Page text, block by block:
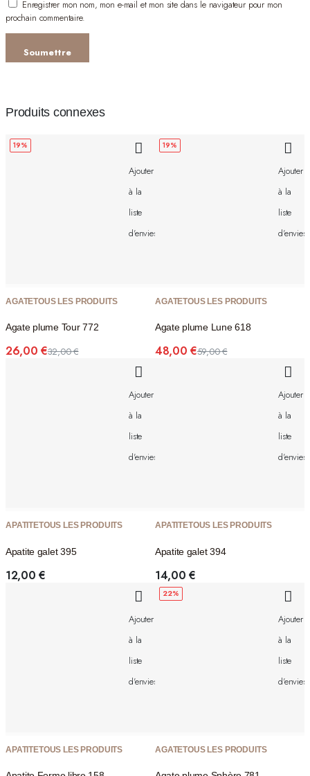
Enregistrer mon nom, mon e-mail et mon site dans le navigateur pour mon
prochain commentaire.
Produits connexes
19%
Ajouter
à la
liste
d'envies
AGATETOUS LES PRODUITS
Agate plume Tour 772
32,00€
26,00€
19%
Ajouter
à la
liste
d'envies
AGATETOUS LES PRODUITS
Agate plume Lune 618
59,00€
48,00€
Ajouter
à la
liste
d'envies
APATITETOUS LES PRODUITS
Apatite galet 395
12,00€
Ajouter
à la
liste
d'envies
APATITETOUS LES PRODUITS
Apatite galet 394
14,00€
Ajouter
à la
liste
d'envies
APATITETOUS LES PRODUITS
22%
Ajouter
à la
liste
d'envies
AGATETOUS LES PRODUITS